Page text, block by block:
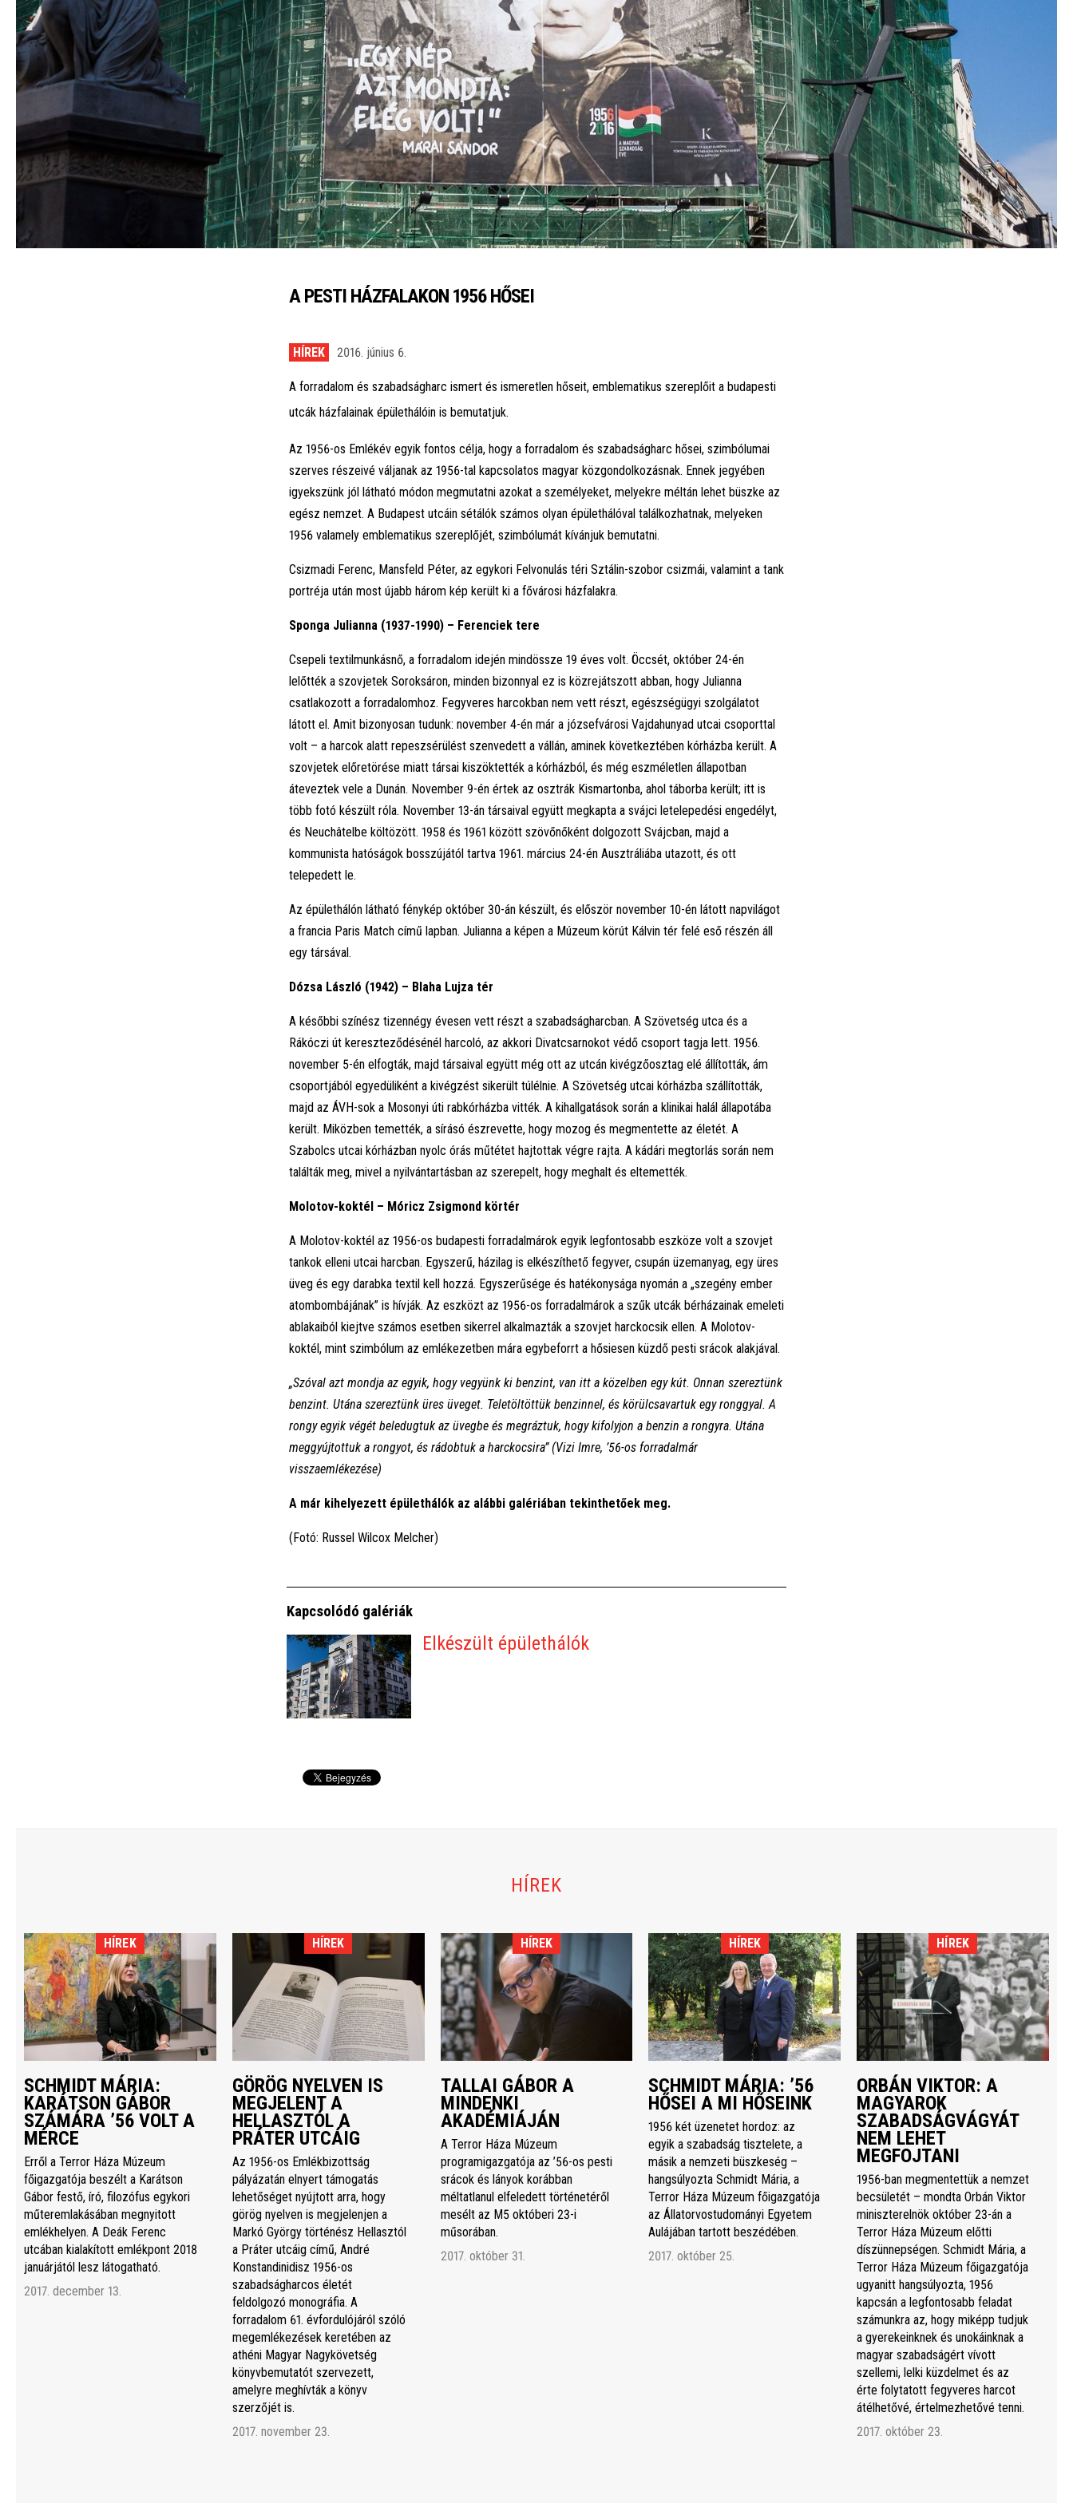
A PESTI HÁZFALAKON 1956 HŐSEI
HÍREK 2016. június 6.
A forradalom és szabadságharc ismert és ismeretlen hőseit, emblematikus szereplőit a budapesti
utcák házfalainak épülethálóin is bemutatjuk.
Az 1956-os Emlékév egyik fontos célja, hogy a forradalom és szabadságharc hősei, szimbólumai
szerves részeivé váljanak az 1956-tal kapcsolatos magyar közgondolkozásnak. Ennek jegyében
igyekszünk jól látható módon megmutatni azokat a személyeket, melyekre méltán lehet büszke az
egész nemzet. A Budapest utcáin sétálók számos olyan épülethálóval találkozhatnak, melyeken
1956 valamely emblematikus szereplőjét, szimbólumát kívánjuk bemutatni.
Csizmadi Ferenc, Mansfeld Péter, az egykori Felvonulás téri Sztálin-szobor csizmái, valamint a tank
portréja után most újabb három kép került ki a fővárosi házfalakra.
Sponga Julianna (1937-1990) – Ferenciek tere
Csepeli textilmunkásnő, a forradalom idején mindössze 19 éves volt. Öccsét, október 24-én
lelőtték a szovjetek Soroksáron, minden bizonnyal ez is közrejátszott abban, hogy Julianna
csatlakozott a forradalomhoz. Fegyveres harcokban nem vett részt, egészségügyi szolgálatot
látott el. Amit bizonyosan tudunk: november 4-én már a józsefvárosi Vajdahunyad utcai csoporttal
volt – a harcok alatt repeszsérülést szenvedett a vállán, aminek következtében kórházba került. A
szovjetek előretörése miatt társai kiszöktették a kórházból, és még eszméletlen állapotban
áteveztek vele a Dunán. November 9-én értek az osztrák Kismartonba, ahol táborba került; itt is
több fotó készült róla. November 13-án társaival együtt megkapta a svájci letelepedési engedélyt,
és Neuchâtelbe költözött. 1958 és 1961 között szövőnőként dolgozott Svájcban, majd a
kommunista hatóságok bosszújától tartva 1961. március 24-én Ausztráliába utazott, és ott
telepedett le.
Az épülethálón látható fénykép október 30-án készült, és először november 10-én látott napvilágot
a francia Paris Match című lapban. Julianna a képen a Múzeum körút Kálvin tér felé eső részén áll
egy társával.
Dózsa László (1942) – Blaha Lujza tér
A későbbi színész tizennégy évesen vett részt a szabadságharcban. A Szövetség utca és a
Rákóczi út kereszteződésénél harcoló, az akkori Divatcsarnokot védő csoport tagja lett. 1956.
november 5-én elfogták, majd társaival együtt még ott az utcán kivégzőosztag elé állították, ám
csoportjából egyedüliként a kivégzést sikerült túlélnie. A Szövetség utcai kórházba szállították,
majd az ÁVH-sok a Mosonyi úti rabkórházba vitték. A kihallgatások során a klinikai halál állapotába
került. Miközben temették, a sírásó észrevette, hogy mozog és megmentette az életét. A
Szabolcs utcai kórházban nyolc órás műtétet hajtottak végre rajta. A kádári megtorlás során nem
találták meg, mivel a nyilvántartásban az szerepelt, hogy meghalt és eltemették.
Molotov-koktél – Móricz Zsigmond körtér
A Molotov-koktél az 1956-os budapesti forradalmárok egyik legfontosabb eszköze volt a szovjet
tankok elleni utcai harcban. Egyszerű, házilag is elkészíthető fegyver, csupán üzemanyag, egy üres
üveg és egy darabka textil kell hozzá. Egyszerűsége és hatékonysága nyomán a „szegény ember
atombombájának” is hívják. Az eszközt az 1956-os forradalmárok a szűk utcák bérházainak emeleti
ablakaiból kiejtve számos esetben sikerrel alkalmazták a szovjet harckocsik ellen. A Molotov-
koktél, mint szimbólum az emlékezetben mára egybeforrt a hősiesen küzdő pesti srácok alakjával.
„Szóval azt mondja az egyik, hogy vegyünk ki benzint, van itt a közelben egy kút. Onnan szereztünk
benzint. Utána szereztünk üres üveget. Teletöltöttük benzinnel, és körülcsavartuk egy ronggyal. A
rongy egyik végét beledugtuk az üvegbe és megráztuk, hogy kifolyjon a benzin a rongyra. Utána
meggyújtottuk a rongyot, és rádobtuk a harckocsira” (Vizi Imre, ’56-os forradalmár
visszaemlékezése)
A már kihelyezett épülethálók az alábbi galériában tekinthetőek meg.
(Fotó: Russel Wilcox Melcher)
Kapcsolódó galériák
Elkészült épülethálók
HÍREK
HÍREK
SCHMIDT MÁRIA:
KARÁTSON GÁBOR
SZÁMÁRA ’56 VOLT A
MÉRCE
Erről a Terror Háza Múzeum
főigazgatója beszélt a Karátson
Gábor festő, író, filozófus egykori
műteremlakásában megnyitott
emlékhelyen. A Deák Ferenc
utcában kialakított emlékpont 2018
januárjától lesz látogatható.
2017. december 13.
HÍREK
GÖRÖG NYELVEN IS
MEGJELENT A
HELLASZTÓL A
PRÁTER UTCÁIG
Az 1956-os Emlékbizottság
pályázatán elnyert támogatás
lehetőséget nyújtott arra, hogy
görög nyelven is megjelenjen a
Markó György történész Hellasztól
a Práter utcáig című, André
Konstandinidisz 1956-os
szabadságharcos életét
feldolgozó monográfia. A
forradalom 61. évfordulójáról szóló
megemlékezések keretében az
athéni Magyar Nagykövetség
könyvbemutatót szervezett,
amelyre meghívták a könyv
szerzőjét is.
2017. november 23.
HÍREK
TALLAI GÁBOR A
MINDENKI
AKADÉMIÁJÁN
A Terror Háza Múzeum
programigazgatója az ’56-os pesti
srácok és lányok korábban
méltatlanul elfeledett történetéről
mesélt az M5 októberi 23-i
műsorában.
2017. október 31.
HÍREK
SCHMIDT MÁRIA: ’56
HŐSEI A MI HŐSEINK
1956 két üzenetet hordoz: az
egyik a szabadság tisztelete, a
másik a nemzeti büszkeség –
hangsúlyozta Schmidt Mária, a
Terror Háza Múzeum főigazgatója
az Állatorvostudományi Egyetem
Aulájában tartott beszédében.
2017. október 25.
HÍREK
ORBÁN VIKTOR: A
MAGYAROK
SZABADSÁGVÁGYÁT
NEM LEHET
MEGFOJTANI
1956-ban megmentettük a nemzet
becsületét – mondta Orbán Viktor
miniszterelnök október 23-án a
Terror Háza Múzeum előtti
díszünnepségen. Schmidt Mária, a
Terror Háza Múzeum főigazgatója
ugyanitt hangsúlyozta, 1956
kapcsán a legfontosabb feladat
számunkra az, hogy miképp tudjuk
a gyerekeinknek és unokáinknak a
magyar szabadságért vívott
szellemi, lelki küzdelmet és az
érte folytatott fegyveres harcot
átélhetővé, értelmezhetővé tenni.
2017. október 23.